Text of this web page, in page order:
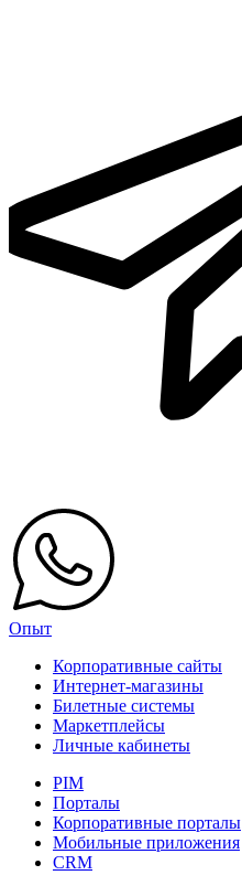
Опыт
Корпоративные сайты
Интернет-магазины
Билетные системы
Маркетплейсы
Личные кабинеты
PIM
Порталы
Корпоративные порталы
Мобильные приложения
CRM